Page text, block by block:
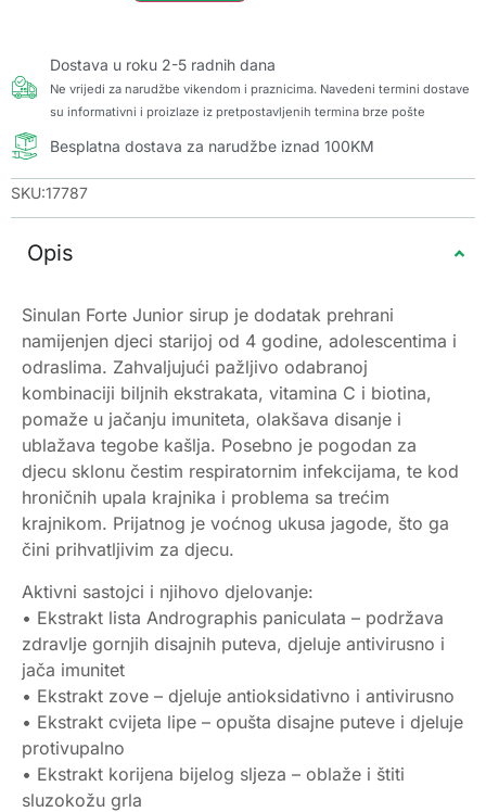
Dostava u roku 2-5 radnih dana
Ne vrijedi za narudžbe vikendom i praznicima. Navedeni termini dostave
su informativni i proizlaze iz pretpostavljenih termina brze pošte
Besplatna dostava za narudžbe iznad 100KM
SKU:17787
Opis
Sinulan Forte Junior sirup je dodatak prehrani
namijenjen djeci starijoj od 4 godine, adolescentima i
odraslima. Zahvaljujući pažljivo odabranoj
kombinaciji biljnih ekstrakata, vitamina C i biotina,
pomaže u jačanju imuniteta, olakšava disanje i
ublažava tegobe kašlja. Posebno je pogodan za
djecu sklonu čestim respiratornim infekcijama, te kod
hroničnih upala krajnika i problema sa trećim
krajnikom. Prijatnog je voćnog ukusa jagode, što ga
čini prihvatljivim za djecu.
Aktivni sastojci i njihovo djelovanje:
• Ekstrakt lista Andrographis paniculata – podržava
zdravlje gornjih disajnih puteva, djeluje antivirusno i
jača imunitet
• Ekstrakt zove – djeluje antioksidativno i antivirusno
• Ekstrakt cvijeta lipe – opušta disajne puteve i djeluje
protivupalno
• Ekstrakt korijena bijelog sljeza – oblaže i štiti
sluzokožu grla